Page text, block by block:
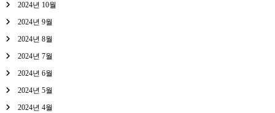
2024년 10월
2024년 9월
2024년 8월
2024년 7월
2024년 6월
2024년 5월
2024년 4월